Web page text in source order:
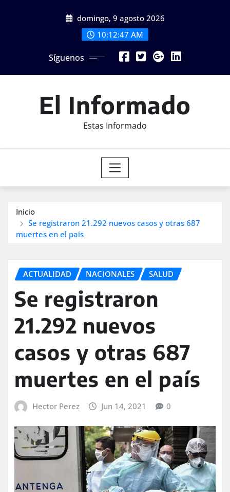
domingo, 9 agosto 2026
10:12:49 AM
Síguenos
El Informado
Estas Informado
Inicio
Se registraron 21.292 nuevos casos y otras 687
muertes en el país
ACTUALIDAD NACIONALES SALUD
Se registraron
21.292 nuevos
casos y otras 687
muertes en el país
Hector Perez Jun 14, 2021 0